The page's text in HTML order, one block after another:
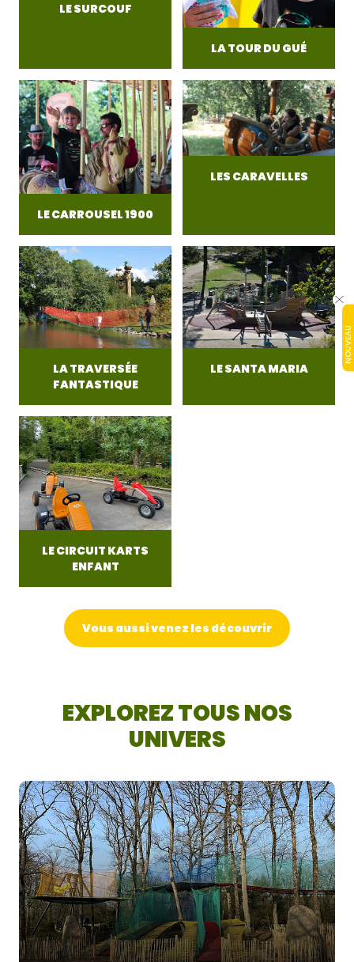
NOUVEAU
LE SURCOUF
LA TOUR DU GUÉ
LE CARROUSEL 1900
LES CARAVELLES
LA TRAVERSÉE
FANTASTIQUE
LE SANTA MARIA
LE CIRCUIT KARTS
ENFANT
Vous aussi venez les découvrir
EXPLOREZ TOUS NOS
UNIVERS